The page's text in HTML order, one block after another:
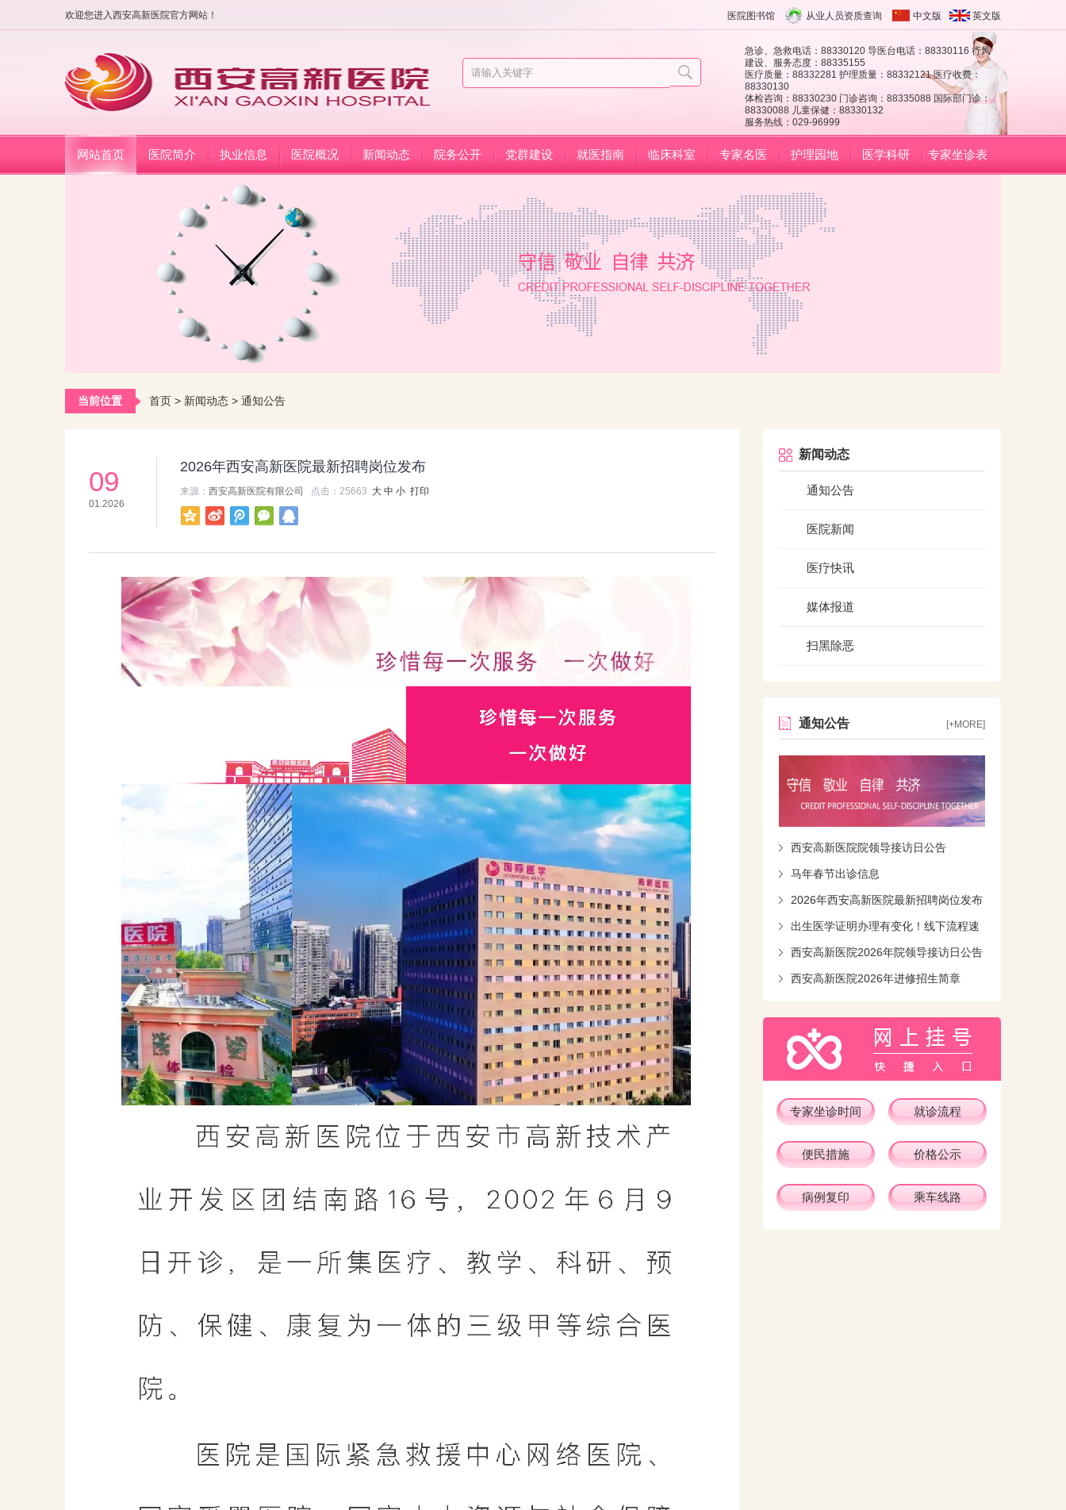
欢迎您进入西安高新医院官方网站！ 医院图书馆 从业人员资质查询 中文版 英文版
急诊、急救电话：88330120 导医台电话：88330116 行风
建设、服务态度：88335155
医疗质量：88332281 护理质量：88332121 医疗收费：
88330130
体检咨询：88330230 门诊咨询：88335088 国际部门诊：
88330088 儿童保健：88330132
服务热线：029-96999
网站首页 医院简介 执业信息 医院概况 新闻动态 院务公开 党群建设 就医指南 临床科室 专家名医 护理园地 医学科研 专家坐诊表
当前位置 首页 > 新闻动态 > 通知公告
新闻动态
通知公告
医院新闻
医疗快讯
媒体报道
扫黑除恶
通知公告 [+MORE]
西安高新医院院领导接访日公告
马年春节出诊信息
2026年西安高新医院最新招聘岗位发布
出生医学证明办理有变化！线下流程速
知！
西安高新医院2026年院领导接访日公告
西安高新医院2026年进修招生简章
专家坐诊时间 就诊流程
便民措施 价格公示
病例复印 乘车线路
09
01.2026
2026年西安高新医院最新招聘岗位发布
来源： 西安高新医院有限公司 点击： 25663 大 中 小 打印